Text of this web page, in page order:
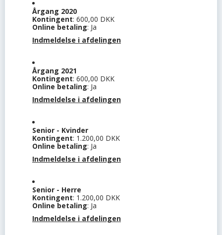
Årgang 2020
Kontingent: 600,00 DKK
Online betaling: Ja
Indmeldelse i afdelingen
Årgang 2021
Kontingent: 600,00 DKK
Online betaling: Ja
Indmeldelse i afdelingen
Senior - Kvinder
Kontingent: 1.200,00 DKK
Online betaling: Ja
Indmeldelse i afdelingen
Senior - Herre
Kontingent: 1.200,00 DKK
Online betaling: Ja
Indmeldelse i afdelingen